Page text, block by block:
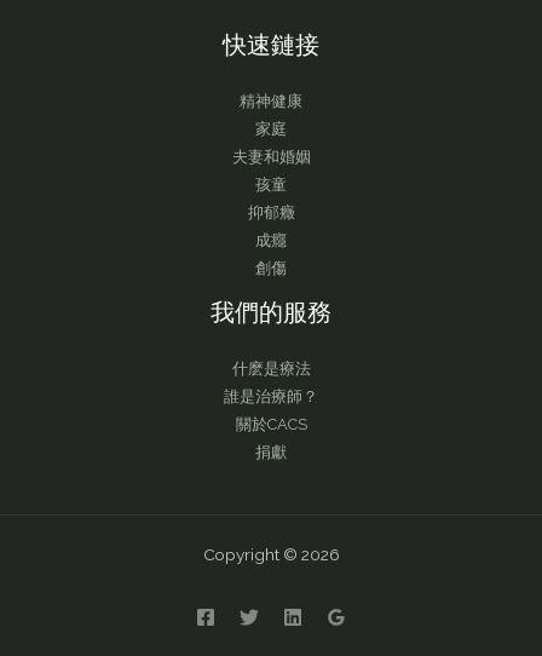
快速鏈接
精神健康
家庭
夫妻和婚姻
孩童
抑郁癥
成癮
創傷
我們的服務
什麽是療法
誰是治療師？
關於CACS
捐獻
Copyright © 2026